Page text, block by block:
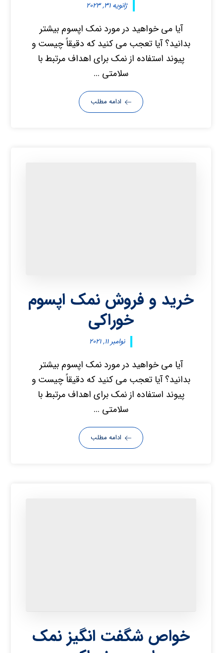
ژانویه ۳۱, ۲۰۲۳
آیا می خواهید در مورد نمک اپسوم بیشتر
بدانید؟ آیا تعجب می کنید که دقیقاً چیست و
پیوند استفاده از نمک برای اهداف مرتبط با
سلامتی ...
ادامه مطلب
خرید و فروش نمک اپسوم
خوراکی
نوامبر ۱۱, ۲۰۲۱
آیا می خواهید در مورد نمک اپسوم بیشتر
بدانید؟ آیا تعجب می کنید که دقیقاً چیست و
پیوند استفاده از نمک برای اهداف مرتبط با
سلامتی ...
ادامه مطلب
خواص شگفت انگیز نمک